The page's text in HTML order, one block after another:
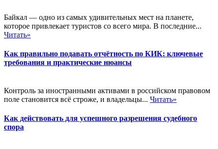
Байкал — одно из самых удивительных мест на планете,
которое привлекает туристов со всего мира. В последние...
Читать»
Как правильно подавать отчётность по КИК: ключевые
требования и практические нюансы
Контроль за иностранными активами в российском правовом
поле становится всё строже, и владельцы... Читать»
Как действовать для успешного разрешения судебного
спора